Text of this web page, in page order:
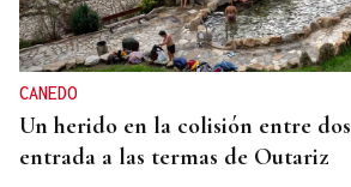
CANEDO
Un herido en la colisión entre
entrada a las termas de Outariz